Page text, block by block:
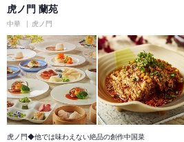
虎ノ門 蘭苑
中華 虎ノ門
虎ノ門◆他では味わえない絶品の創作中国菜